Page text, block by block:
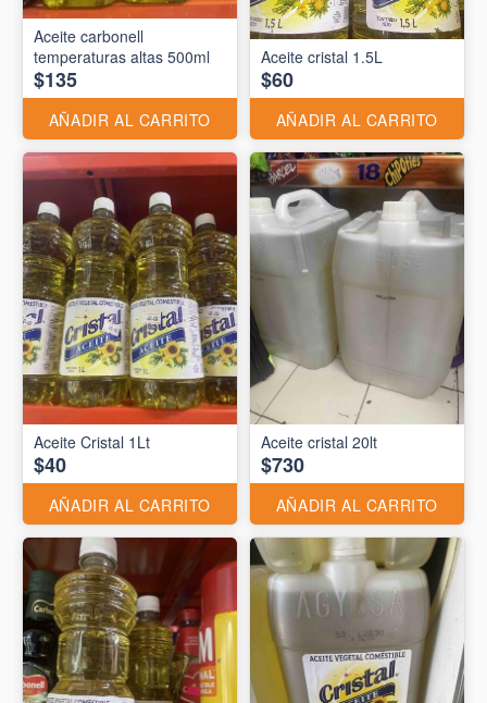
Aceite carbonell
temperaturas altas 500ml
$135
AÑADIR AL CARRITO
Aceite cristal 1.5L
$60
AÑADIR AL CARRITO
Aceite Cristal 1Lt
$40
AÑADIR AL CARRITO
Aceite cristal 20lt
$730
AÑADIR AL CARRITO